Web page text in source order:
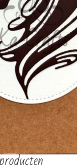
Bedankt
€2,00
TOEVOEGEN AAN
WINKELWAGEN